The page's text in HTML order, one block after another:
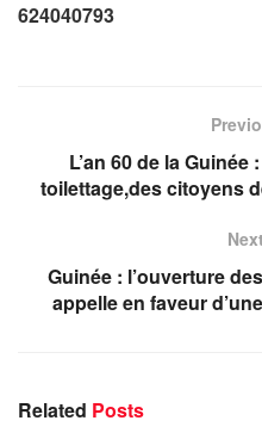
624040793
L’an 60 de la
toilettage,des citoyens
Guinée : l’ouverture
appelle en faveur
Related Posts